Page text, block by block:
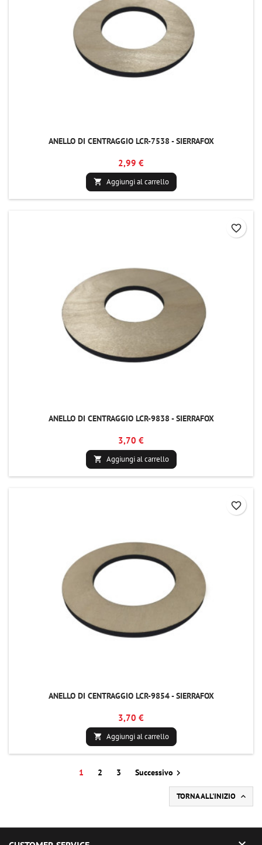
ANELLO DI CENTRAGGIO LCR-7538 - SIERRAFOX
2,99 €
 Aggiungi al carrello
ANELLO DI CENTRAGGIO LCR-9838 - SIERRAFOX
3,70 €
 Aggiungi al carrello
favorite_border
ANELLO DI CENTRAGGIO LCR-9854 - SIERRAFOX
3,70 €
 Aggiungi al carrello
favorite_border
1 2 3 Successivo 
TORNA ALL'INIZIO 